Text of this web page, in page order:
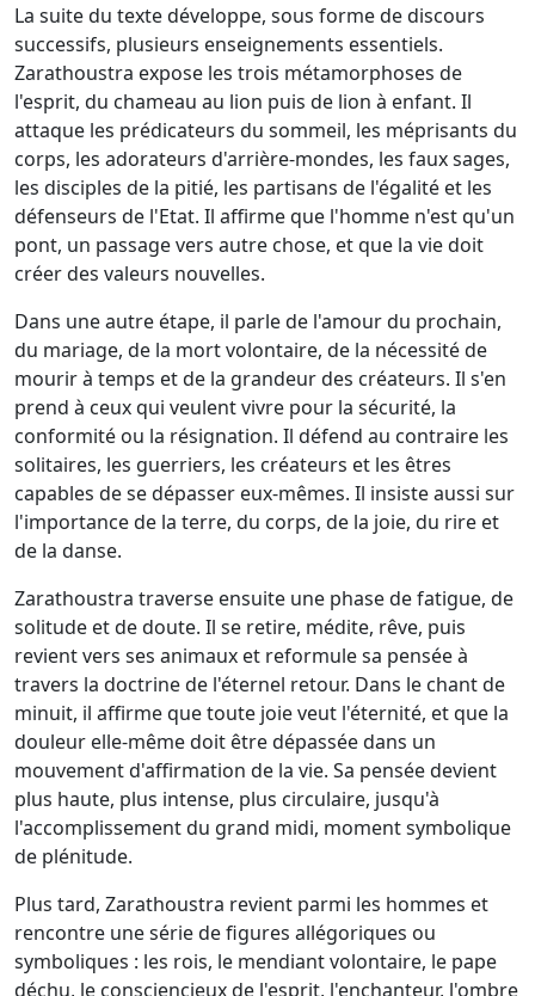
La suite du texte développe, sous forme de discours
successifs, plusieurs enseignements essentiels.
Zarathoustra expose les trois métamorphoses de
l'esprit, du chameau au lion puis de lion à enfant. Il
attaque les prédicateurs du sommeil, les méprisants du
corps, les adorateurs d'arrière-mondes, les faux sages,
les disciples de la pitié, les partisans de l'égalité et les
défenseurs de l'Etat. Il affirme que l'homme n'est qu'un
pont, un passage vers autre chose, et que la vie doit
créer des valeurs nouvelles.
Dans une autre étape, il parle de l'amour du prochain,
du mariage, de la mort volontaire, de la nécessité de
mourir à temps et de la grandeur des créateurs. Il s'en
prend à ceux qui veulent vivre pour la sécurité, la
conformité ou la résignation. Il défend au contraire les
solitaires, les guerriers, les créateurs et les êtres
capables de se dépasser eux-mêmes. Il insiste aussi sur
l'importance de la terre, du corps, de la joie, du rire et
de la danse.
Zarathoustra traverse ensuite une phase de fatigue, de
solitude et de doute. Il se retire, médite, rêve, puis
revient vers ses animaux et reformule sa pensée à
travers la doctrine de l'éternel retour. Dans le chant de
minuit, il affirme que toute joie veut l'éternité, et que la
douleur elle-même doit être dépassée dans un
mouvement d'affirmation de la vie. Sa pensée devient
plus haute, plus intense, plus circulaire, jusqu'à
l'accomplissement du grand midi, moment symbolique
de plénitude.
Plus tard, Zarathoustra revient parmi les hommes et
rencontre une série de figures allégoriques ou
symboliques : les rois, le mendiant volontaire, le pape
déchu, le consciencieux de l'esprit, l'enchanteur, l'ombre